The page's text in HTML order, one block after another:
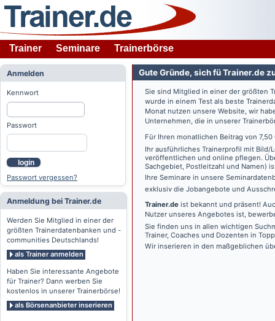
Trainer Seminare Trainerbörse
Anmelden
Kennwort
Passwort
login
Passwort vergessen?
Anmeldung bei Trainer.de
Werden Sie Mitglied in einer der
größten Trainerdatenbanken und -
communities Deutschlands!
als Trainer anmelden
Haben Sie interessante Angebote
für Trainer? Dann werben Sie
kostenlos in unserer Trainerbörse!
als Börsenanbieter inserieren
Gute Gründe, sich fü Trainer.de
Sie sind Mitglied in einer der größten
wurde in einem Test als beste
Monat nutzen unsere Website, wir
Unternehmen, die in unserer
Für Ihren monatlichen Beitrag von
Ihr ausführliches Trainerprofil mit
veröffentlichen und online pflegen.
Sachgebiet, Postleitzahl und Namen)
Ihre Seminare in unsere
exklusiv die Jobangebote und
Trainer.de ist bekannt und präsent!
Nutzer unseres Angebotes ist,
Sie finden uns in allen wichtigen
Trainer, Coaches und Dozenten in
Wir inserieren in den maßgeblichen